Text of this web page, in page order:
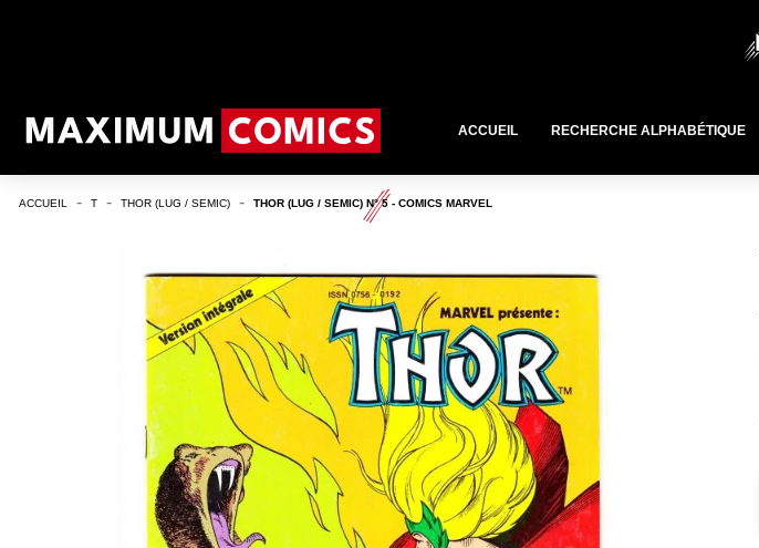
ACCUEIL RECHERCHE ALPHABÉTIQUE
ACCUEIL T THOR (LUG / SEMIC) THOR (LUG / SEMIC) N° 5 - COMICS MARVEL